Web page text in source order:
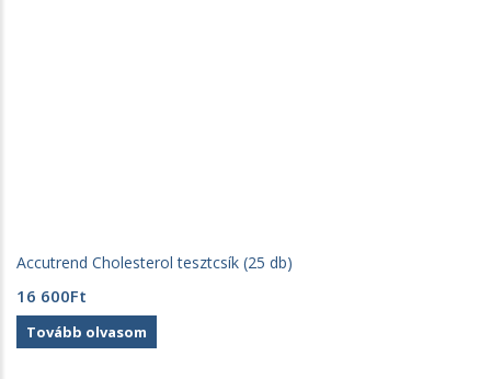
Accutrend Cholesterol tesztcsík (25 db)
16 600Ft
Tovább olvasom